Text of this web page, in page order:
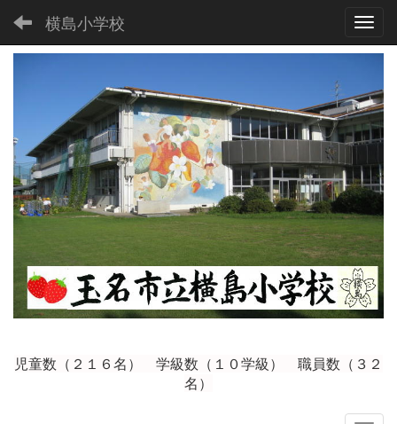
横島小学校
児童数（２１６名） 学級数（１０学級） 職員数（３２
名）